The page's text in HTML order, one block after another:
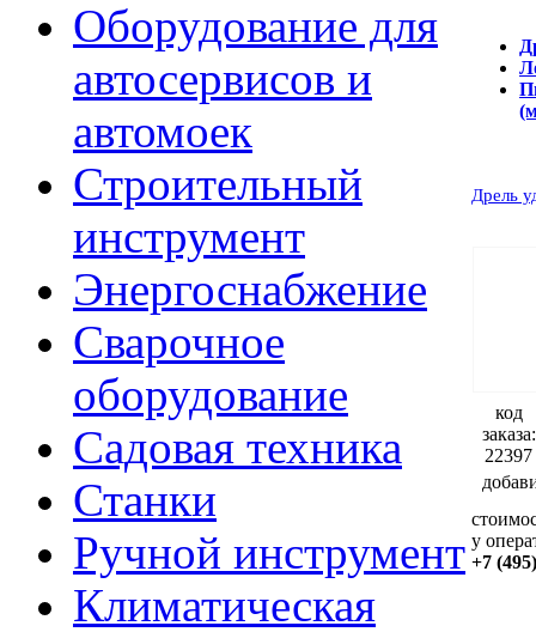
Оборудование для
автосервисов и
автомоек
Строительный
инструмент
Энергоснабжение
Сварочное
оборудование
Садовая техника
Станки
Ручной инструмент
Климатическая
Дрель
код
заказа:
22397
у
+7